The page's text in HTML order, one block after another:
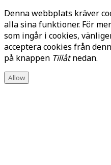
Denna webbplats kräver
alla sina funktioner. För
som ingår i cookies,
acceptera cookies från
på knappen Tillåtnedan.
Allow